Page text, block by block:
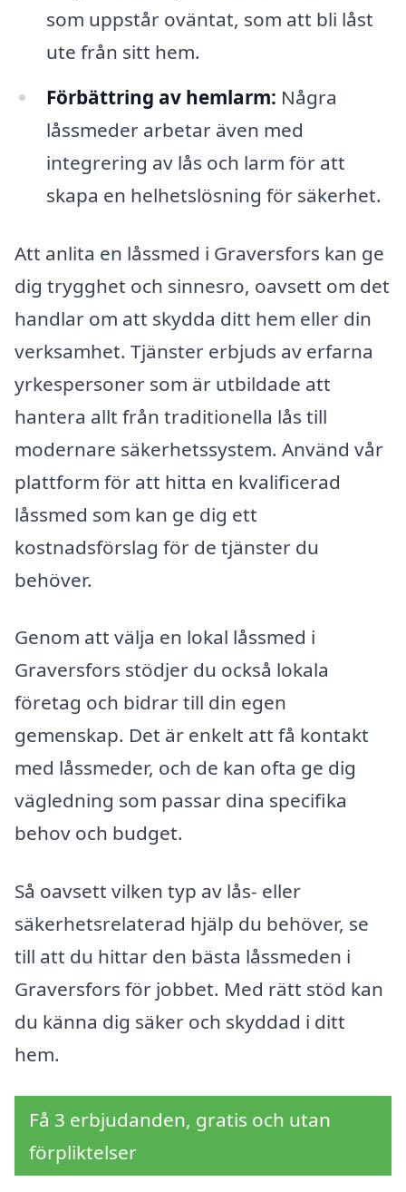
som uppstår oväntat, som att bli låst
ute från sitt hem.
Förbättring av hemlarm: Några
låssmeder arbetar även med
integrering av lås och larm för att
skapa en helhetslösning för säkerhet.
Att anlita en låssmed i Graversfors kan ge
dig trygghet och sinnesro, oavsett om det
handlar om att skydda ditt hem eller din
verksamhet. Tjänster erbjuds av erfarna
yrkespersoner som är utbildade att
hantera allt från traditionella lås till
modernare säkerhetssystem. Använd vår
plattform för att hitta en kvalificerad
låssmed som kan ge dig ett
kostnadsförslag för de tjänster du
behöver.
Genom att välja en lokal låssmed i
Graversfors stödjer du också lokala
företag och bidrar till din egen
gemenskap. Det är enkelt att få kontakt
med låssmeder, och de kan ofta ge dig
vägledning som passar dina specifika
behov och budget.
Så oavsett vilken typ av lås- eller
säkerhetsrelaterad hjälp du behöver, se
till att du hittar den bästa låssmeden i
Graversfors för jobbet. Med rätt stöd kan
du känna dig säker och skyddad i ditt
hem.
Få 3 erbjudanden, gratis och utan
förpliktelser